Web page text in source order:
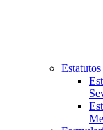
Estatutos